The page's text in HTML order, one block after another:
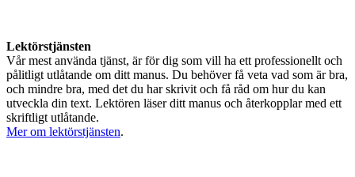
Lektörstjänsten
Vår mest använda tjänst, är för dig som vill ha ett professionellt och
pålitligt utlåtande om ditt manus. Du behöver få veta vad som är bra,
och mindre bra, med det du har skrivit och få råd om hur du kan
utveckla din text. Lektören läser ditt manus och återkopplar med ett
skriftligt utlåtande.
Mer om lektörstjänsten.